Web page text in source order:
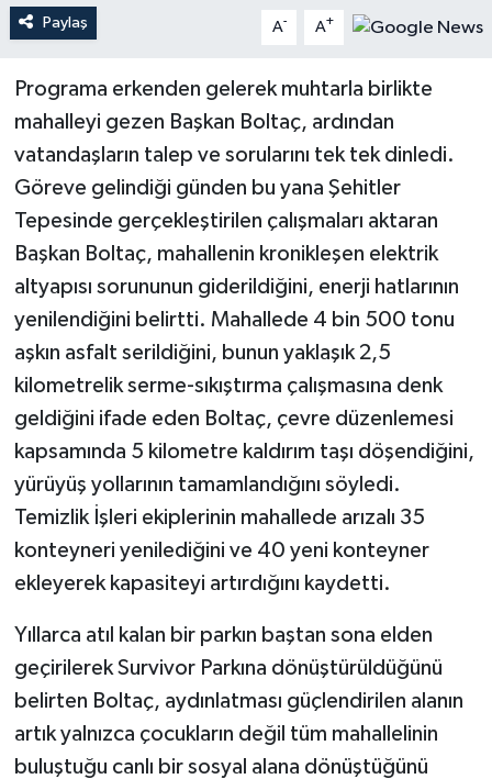
Paylaş A- A+
Programa erkenden gelerek muhtarla birlikte
mahalleyi gezen Başkan Boltaç, ardından
vatandaşların talep ve sorularını tek tek dinledi.
Göreve gelindiği günden bu yana Şehitler
Tepesinde gerçekleştirilen çalışmaları aktaran
Başkan Boltaç, mahallenin kronikleşen elektrik
altyapısı sorununun giderildiğini, enerji hatlarının
yenilendiğini belirtti. Mahallede 4 bin 500 tonu
aşkın asfalt serildiğini, bunun yaklaşık 2,5
kilometrelik serme-sıkıştırma çalışmasına denk
geldiğini ifade eden Boltaç, çevre düzenlemesi
kapsamında 5 kilometre kaldırım taşı döşendiğini,
yürüyüş yollarının tamamlandığını söyledi.
Temizlik İşleri ekiplerinin mahallede arızalı 35
konteyneri yenilediğini ve 40 yeni konteyner
ekleyerek kapasiteyi artırdığını kaydetti.
Yıllarca atıl kalan bir parkın baştan sona elden
geçirilerek Survivor Parkına dönüştürüldüğünü
belirten Boltaç, aydınlatması güçlendirilen alanın
artık yalnızca çocukların değil tüm mahallelinin
buluştuğu canlı bir sosyal alana dönüştüğünü
Sürmanşet
Teknoloji
Yaşam